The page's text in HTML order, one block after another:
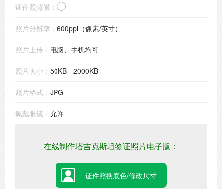
证件照背景：
照片分辨率：600ppi（像素/英寸）
照片上传： 电脑、手机均可
照片大小：50KB - 2000KB
照片格式：JPG
佩戴眼镜： 允许
在线制作塔吉克斯坦签证照片电子版：
证件照换底色/修改尺寸